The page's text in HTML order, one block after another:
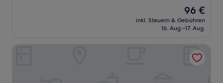
Der
Preis
beträgt
96 €
inkl. Steuern & Gebühren
16. Aug.–17. Aug.